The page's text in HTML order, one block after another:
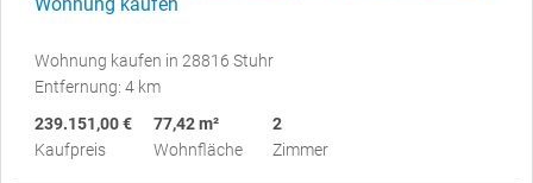
Wohnung kaufen in 28816 Stuhr
Entfernung: 4 km
239.151,00 €
Kaufpreis
77,42 m²
Wohnfläche
2
Zimmer